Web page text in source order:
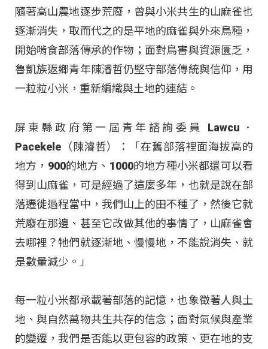
隨著高山農地逐步荒廢，曾與小米共生的山麻雀也
逐漸消失，取而代之的是平地的麻雀與外來鳥種，
開始啃食部落傳承的作物；面對鳥害與資源匱乏，
魯凱族返鄉青年陳濬哲仍堅守部落傳統與信仰，用
一粒粒小米，重新編織與土地的連結。
屏東縣政府第一屆青年諮詢委員 Lawcu．
Pacekele（陳濬哲）：「在舊部落裡面海拔高的
地方，900的地方、1000的地方種小米都還可以看
得到山麻雀，可是經過了這麼多年，也就是說在部
落遷徙過程當中，我們山上的田不種了，然後它就
荒廢在那邊、甚至它改做其他的事情了，山麻雀會
去哪裡？牠們就逐漸地、慢慢地，不能說消失、就
是數量減少。」
每一粒小米都承載著部落的記憶，也象徵著人與土
地、與自然萬物共生共存的信念；面對氣候與產業
的變遷，我們是否能以更包容的政策、更在地的支